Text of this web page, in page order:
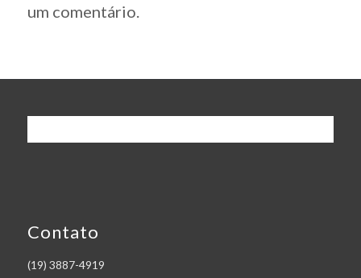
um comentário.
Contato
(19) 3887-4919